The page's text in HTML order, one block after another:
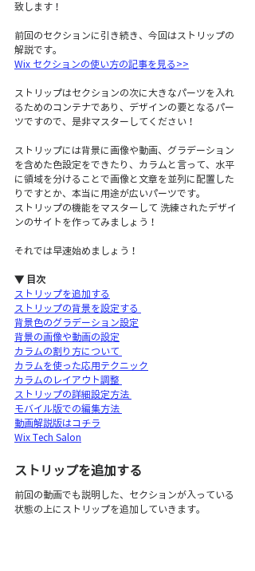
致します！
前回のセクションに引き続き、今回はストリップの
解説です。
Wix セクションの使い方の記事を見る>>
ストリップはセクションの次に大きなパーツを入れ
るためのコンテナであり、デザインの要となるパー
ツですので、是非マスターしてください！
ストリップには背景に画像や動画、グラデーション
を含めた色設定をできたり、カラムと言って、水平
に領域を分けることで画像と文章を並列に配置した
りですとか、本当に用途が広いパーツです。
ストリップの機能をマスターして 洗練されたデザイ
ンのサイトを作ってみましょう！
それでは早速始めましょう！
▼ 目次
ストリップを追加する
ストリップの背景を設定する
背景色のグラデーション設定
背景の画像や動画の設定
カラムの割り方について
カラムを使った応用テクニック
カラムのレイアウト調整
ストリップの詳細設定方法
モバイル版での編集方法
動画解説版はコチラ
Wix Tech Salon
ストリップを追加する
前回の動画でも説明した、セクションが入っている
状態の上にストリップを追加していきます。